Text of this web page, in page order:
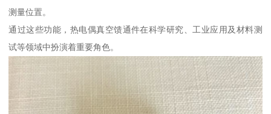
测量位置。
通过这些功能，热电偶真空馈通件在科学研究、工业应用及材料测
试等领域中扮演着重要角色。